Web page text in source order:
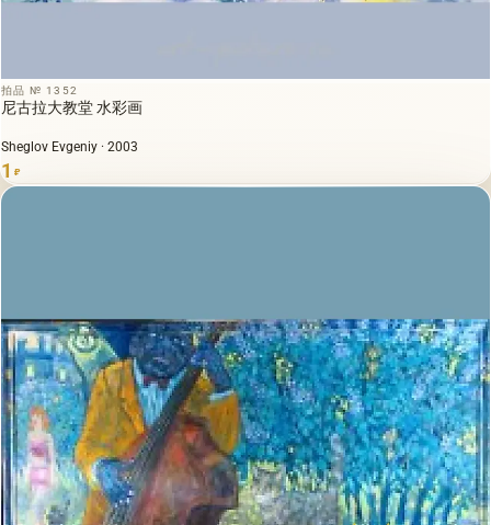
拍品 № 1352
尼古拉大教堂 水彩画
Sheglov Evgeniy · 2003
1 ₽